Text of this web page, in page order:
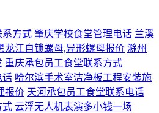
系方式 肇庆学校食堂管理电话 兰溪
龙江自锁螺母,异形螺母报价 滁州
重庆承包员工食堂联系方式
话 哈尔滨手术室洁净板工程安装施
报价 天河承包员工食堂联系电话
式 云浮无人机表演多小钱一场